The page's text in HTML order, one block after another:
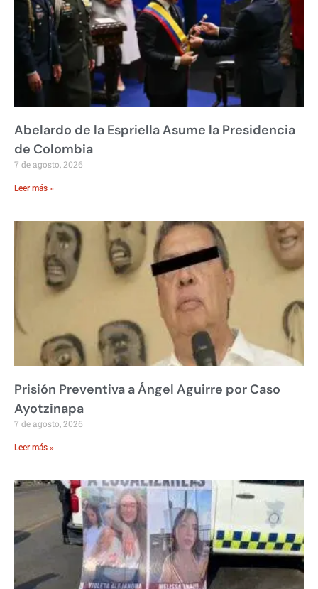
Abelardo de la Espriella Asume la Presidencia
de Colombia
7 de agosto, 2026
Leer más »
Prisión Preventiva a Ángel Aguirre por Caso
Ayotzinapa
7 de agosto, 2026
Leer más »